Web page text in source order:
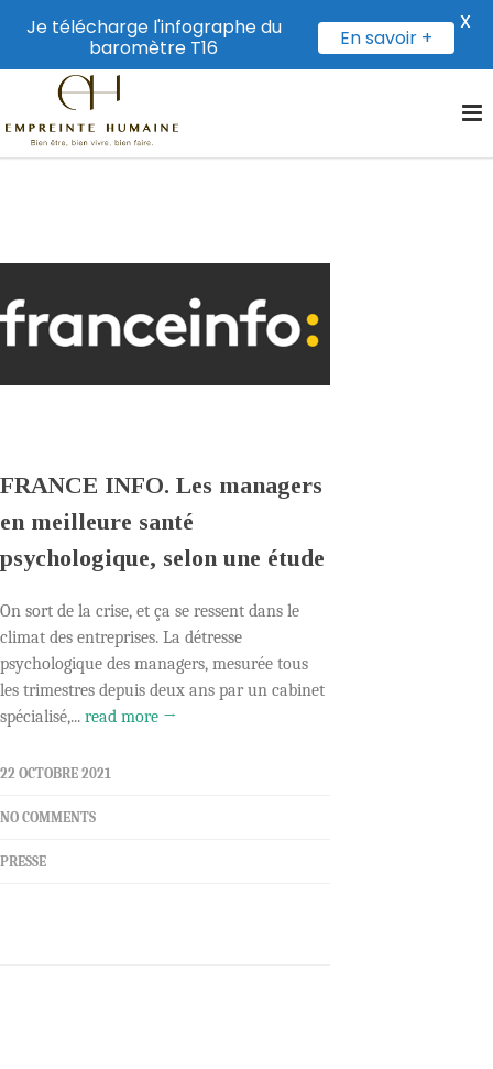
FRANCE INFO. Les managers
en meilleure santé
psychologique, selon une étude
On sort de la crise, et ça se ressent dans le
climat des entreprises. La détresse
psychologique des managers, mesurée tous
les trimestres depuis deux ans par un cabinet
spécialisé,... read more →
22 OCTOBRE 2021
NO COMMENTS
PRESSE
Je télécharge l'infographe du
baromètre T16
En savoir +
X